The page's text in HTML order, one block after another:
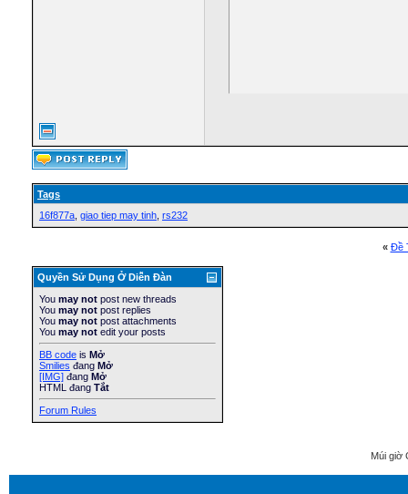
if
}
Tags
16f877a giao tiep may tinh rs232
« Ðề
Quyền Sử Dụng Ở Diễn Ðàn
You may not post new threads
You may not post replies
You may not post attachments
You may not edit your posts
BB code is Mở
Smilies đang Mở
[IMG] đang Mở
HTML đang Tắt
Forum Rules
Múi giờ